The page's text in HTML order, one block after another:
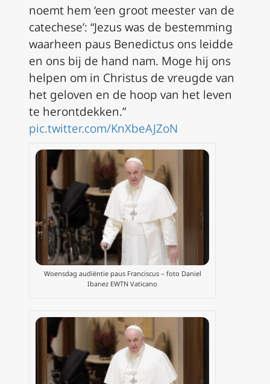
noemt hem ‘een groot meester van de
catechese’: “Jezus was de bestemming
waarheen paus Benedictus ons leidde
en ons bij de hand nam. Moge hij ons
helpen om in Christus de vreugde van
het geloven en de hoop van het leven
te herontdekken.”
pic.twitter.com/KnXbeAJZoN
Woensdag audiëntie paus Franciscus – foto Daniel
Ibanez EWTN Vaticano